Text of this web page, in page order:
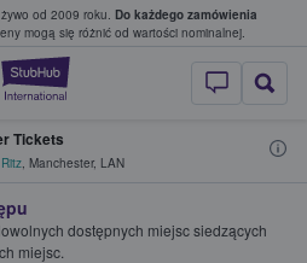
od 2009 roku. Do każdego zamówienia
mogą się różnić od wartości nominalnej.
StubHub —
kupują i
Tickets
, Manchester, LAN
dostępnych miejsc siedzących
miejsc.